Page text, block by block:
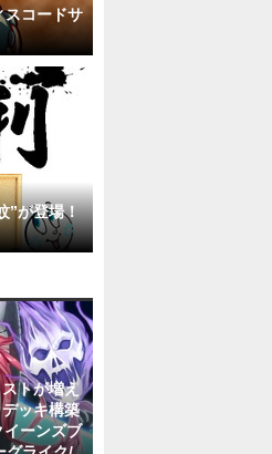
スコードサ
”が登場！
トが増え
ッキ構築
ーンズブ